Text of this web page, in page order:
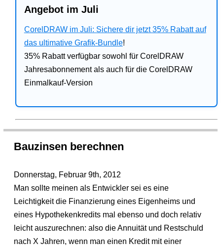
Angebot im Juli
CorelDRAW im Juli: Sichere dir jetzt 35% Rabatt auf
das ultimative Grafik-Bundle!
35% Rabatt verfügbar sowohl für CorelDRAW
Jahresabonnement als auch für die CorelDRAW
Einmalkauf-Version
Bauzinsen berechnen
Donnerstag, Februar 9th, 2012
Man sollte meinen als Entwickler sei es eine
Leichtigkeit die Finanzierung eines Eigenheims und
eines Hypothekenkredits mal ebenso und doch relativ
leicht auszurechnen: also die Annuität und Restschuld
nach X Jahren, wenn man einen Kredit mit einer